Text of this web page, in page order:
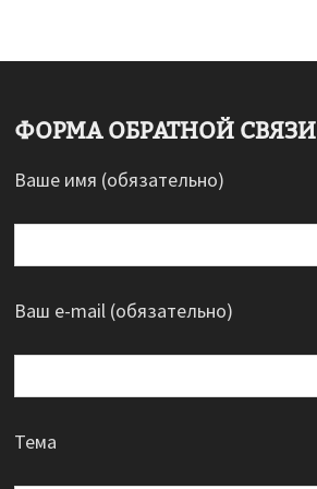
ФОРМА ОБРАТНОЙ СВЯЗИ
Ваше имя (обязательно)
Ваш e-mail (обязательно)
Тема